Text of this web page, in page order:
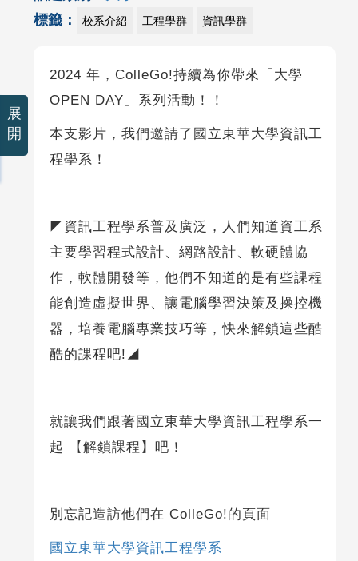
標籤：
校系介紹 工程學群 資訊學群
2024 年，ColleGo!持續為你帶來「大學
OPEN DAY」系列活動！！
本支影片，我們邀請了國立東華大學資訊工
程學系！
◤資訊工程學系普及廣泛，人們知道資工系
主要學習程式設計、網路設計、軟硬體協
作，軟體開發等，他們不知道的是有些課程
能創造虛擬世界、讓電腦學習決策及操控機
器，培養電腦專業技巧等，快來解鎖這些酷
酷的課程吧!◢
就讓我們跟著國立東華大學資訊工程學系一
起 【解鎖課程】吧！
別忘記造訪他們在 ColleGo!的頁面
國立東華大學資訊工程學系
展
開